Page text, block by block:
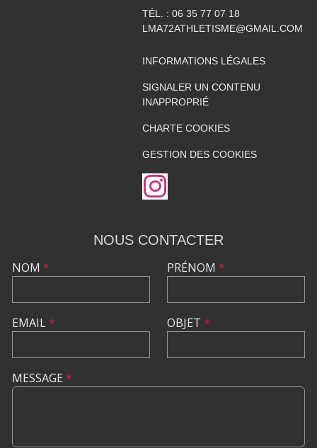
TÉL. : 06 35 77 07 18
LMA72ATHLETISME@GMAIL.COM
INFORMATIONS LÉGALES
SIGNALER UN CONTENU
INAPPROPRIÉ
CHARTE COOKIES
GESTION DES COOKIES
NOUS CONTACTER
NOM *
EMAIL*
PRÉNOM *
OBJET *
MESSAGE *